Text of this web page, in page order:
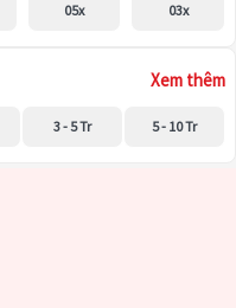
05x 03x
Xem thêm
3 - 5 Tr 5 - 10 Tr